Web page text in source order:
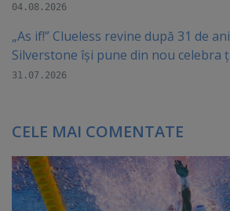
04.08.2026
„As if!” Clueless revine după 31 de
Silverstone își pune din nou celebra
31.07.2026
CELE MAI COMENTATE